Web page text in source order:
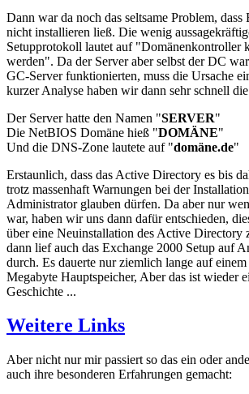
Dann war da noch das seltsame Problem, dass
nicht installieren ließ. Die wenig
Setupprotokoll lautet auf "Domänenkontroller
werden". Da der Server aber selbst der DC
GC-Server funktionierten, muss die Ursache
kurzer Analyse haben wir dann sehr schnell
Der Server hatte den Namen "SERVER"
Die NetBIOS Domäne hieß "DOMÄNE"
Und die DNS-Zone lautete auf "domäne.de"
Erstaunlich, dass das Active Directory es bis
trotz massenhaft Warnungen bei der
Administrator glauben dürfen. Da aber nur
war, haben wir uns dann dafür entschieden,
über eine Neuinstallation des Active Directory
dann lief auch das Exchange 2000 Setup auf
durch. Es dauerte nur ziemlich lange auf
Megabyte Hauptspeicher, Aber das ist wieder
Geschichte ...
Weitere Links
Aber nicht nur mir passiert so das ein oder
auch ihre besonderen Erfahrungen gemacht: